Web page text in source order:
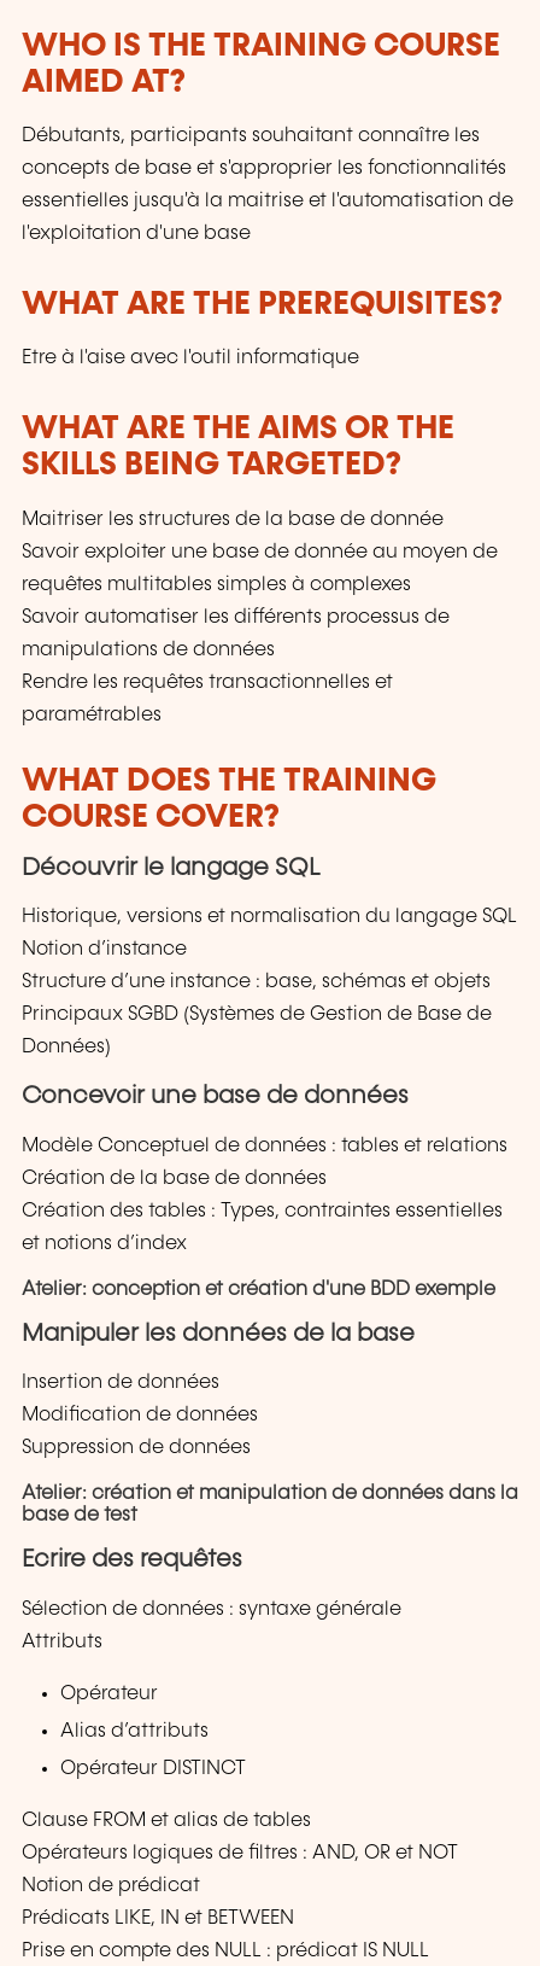
teaching experience. Constantly renewed, they
are adapted to the requirements of our
customers and to the evolution of technologies.
WHO IS THE TRAINING COURSE
AIMED AT?
Débutants, participants souhaitant connaître les
concepts de base et s'approprier les fonctionnalités
essentielles jusqu'à la maitrise et l'automatisation de
l'exploitation d'une base
WHAT ARE THE PREREQUISITES?
Etre à l'aise avec l'outil informatique
WHAT ARE THE AIMS OR THE
SKILLS BEING TARGETED?
Maitriser les structures de la base de donnée
Savoir exploiter une base de donnée au moyen de
requêtes multitables simples à complexes
Savoir automatiser les différents processus de
manipulations de données
Rendre les requêtes transactionnelles et
paramétrables
WHAT DOES THE TRAINING
COURSE COVER?
Découvrir le langage SQL
Historique, versions et normalisation du langage SQL
Notion d’instance
Structure d’une instance : base, schémas et objets
Principaux SGBD (Systèmes de Gestion de Base de
Données)
Concevoir une base de données
Modèle Conceptuel de données : tables et relations
Création de la base de données
Création des tables : Types, contraintes essentielles
et notions d’index
Atelier: conception et création d'une BDD exemple
Manipuler les données de la base
Insertion de données
Modification de données
Suppression de données
Atelier: création et manipulation de données dans la
base de test
Ecrire des requêtes
Sélection de données : syntaxe générale
Attributs
Opérateur
Alias d’attributs
Opérateur DISTINCT
Clause FROM et alias de tables
Opérateurs logiques de filtres : AND, OR et NOT
Notion de prédicat
Prédicats LIKE, IN et BETWEEN
Prise en compte des NULL : prédicat IS NULL